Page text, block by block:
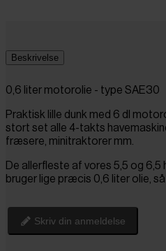
Beskrivelse
0,6 liter motorolie - type SAE30
Praktisk lille dunk med 6 dl
stort set alle 4-takts
fræsere, minitraktorer mm.
De allerfleste af vores 5,5 og
bruger lige præcis 0,6 liter olie,
Skriv din anmeldelse